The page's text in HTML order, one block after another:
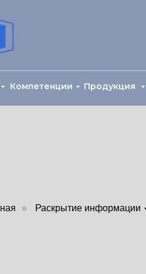
Продукция
Компетенции
» Раскрытие информации